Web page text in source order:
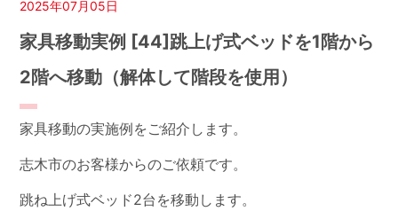
2025年07月05日
家具移動実例 [44]跳上げ式ベッドを1階から
2階へ移動（解体して階段を使用）
家具移動の実施例をご紹介します。
志木市のお客様からのご依頼です。
跳ね上げ式ベッド2台を移動します。